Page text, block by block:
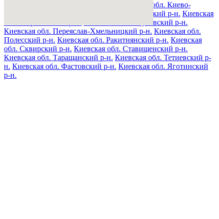
Киевская обл. Киево-
Киевская обл. Макаровский р-н. Киевская
Киевская обл. Обуховский р-н.
Киевская обл. Переяслав-Хмельницкий р-н. Киевская обл.
Полесский р-н. Киевская обл. Ракитнянский р-н. Киевская
обл. Сквирский р-н. Киевская обл. Ставищенский р-н.
Киевская обл. Таращанский р-н. Киевская обл. Тетиевский р-
н. Киевская обл. Фастовский р-н. Киевская обл. Яготинский
р-н.